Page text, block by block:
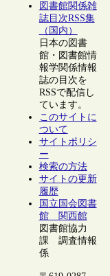
図書館関係雑
誌目次RSS集
（国内）
日本の図書
館・図書館情
報学関係情報
誌の目次を
RSSで配信し
ています。
このサイトに
ついて
サイトポリシ
ー
検索の方法
サイトの更新
履歴
国立国会図書
館 関西館
図書館協力
課 調査情報
係